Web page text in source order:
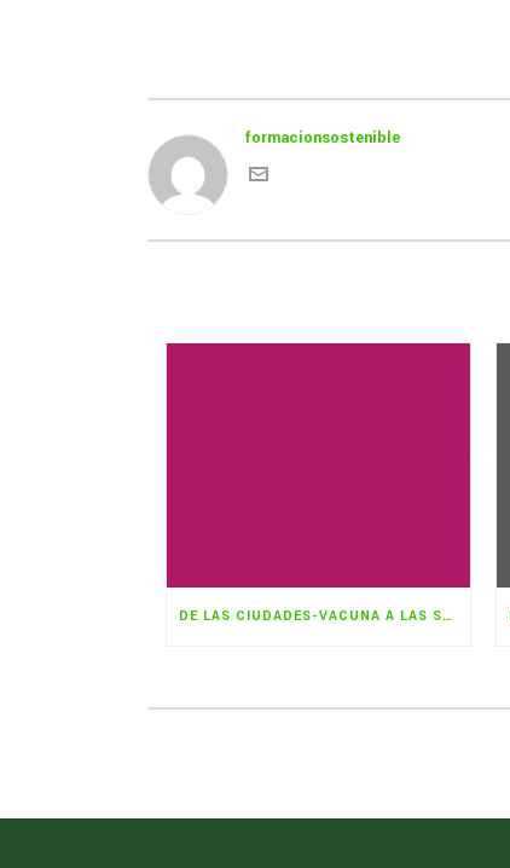
formacionsostenible
DE LAS CIUDADES-VACUNA A LAS SERIES-VACUNA PARA EL CAMBIO CLIMÁTICO